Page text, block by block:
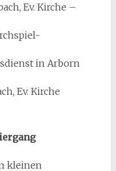
Ev. Kirche –
in Arborn
Ev. Kirche
kleinen